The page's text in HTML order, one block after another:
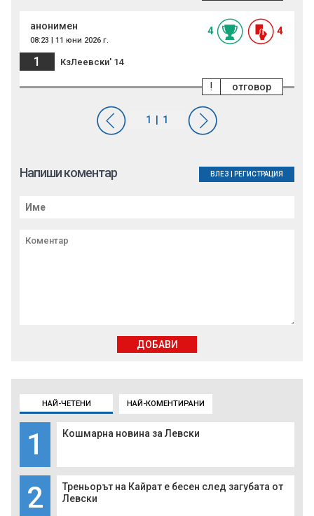
НАЙ-ЧЕТЕНИ НАЙ-КОМЕНТИРАНИ
1 Кошмарна новина за Левски
2
Треньорът на Кайрат е бесен след загубата от
Левски
анонимен
08:23 | 11 юни 2026 г.
4 4
1 КзЛеевски' 14
отговор
!
Напиши коментар ВЛЕЗ РЕГИСТРАЦИЯ
ДОБАВИ